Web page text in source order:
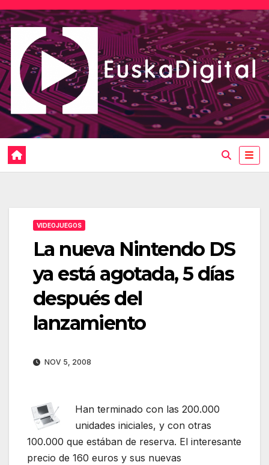
Saltar
al
contenido
VIDEOJUEGOS
La nueva Nintendo DS
ya está agotada, 5 días
después del
lanzamiento
NOV 5, 2008
Han terminado con las 200.000
unidades iniciales, y con otras
100.000 que estában de reserva. El interesante
precio de 160 euros y sus nuevas